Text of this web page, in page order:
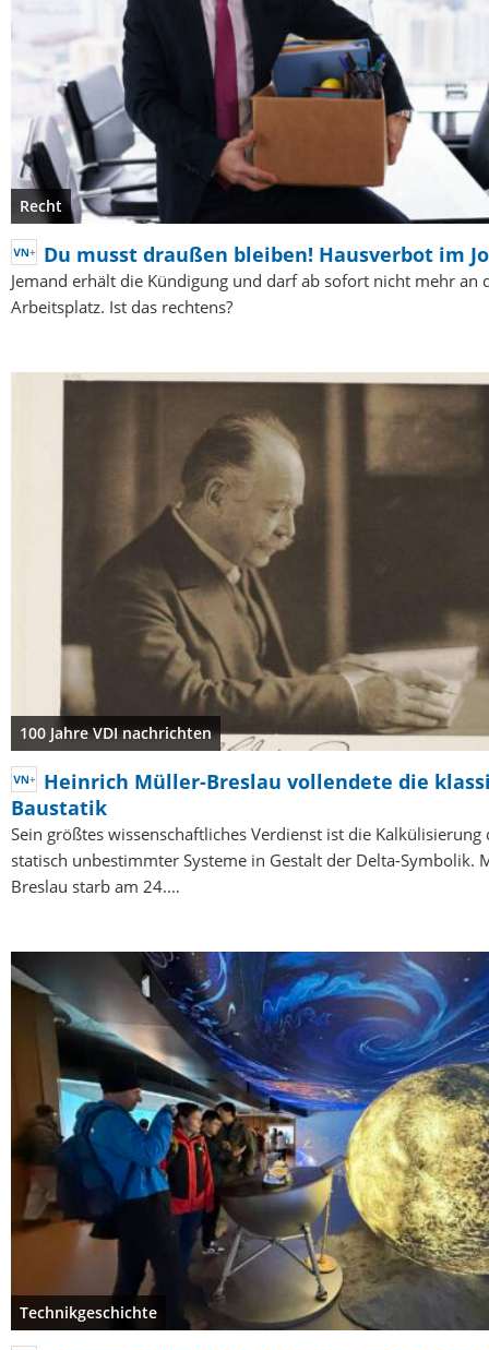
Recht
Du musst draußen bleiben! Hausverbot im
Jemand erhält die Kündigung und darf ab sofort nicht mehr an
Arbeitsplatz. Ist das rechtens?
100 Jahre VDI nachrichten
Heinrich Müller-Breslau vollendete die
Baustatik
Sein größtes wissenschaftliches Verdienst ist die Kalkülisierung
statisch unbestimmter Systeme in Gestalt der Delta-Symbolik.
Breslau starb am 24.…
Technikgeschichte